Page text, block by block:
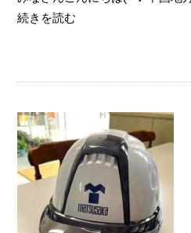
続きを読む